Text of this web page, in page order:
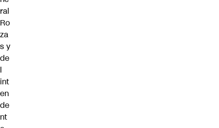
ral
Ro
za
s y
de
l
int
en
de
nt